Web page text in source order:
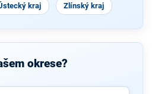
kraj Zlínský kraj
okrese?